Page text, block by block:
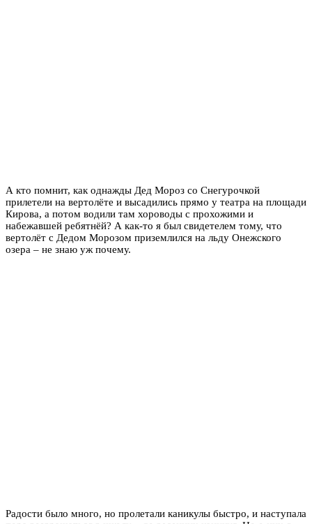
А кто помнит, как однажды Дед Мороз со Снегурочкой
прилетели на вертолёте и высадились прямо у театра на площади
Кирова, а потом водили там хороводы с прохожими и
набежавшей ребятнёй? А как-то я был свидетелем тому, что
вертолёт с Дедом Морозом приземлился на льду Онежского
озера – не знаю уж почему.
Радости было много, но пролетали каникулы быстро, и наступала